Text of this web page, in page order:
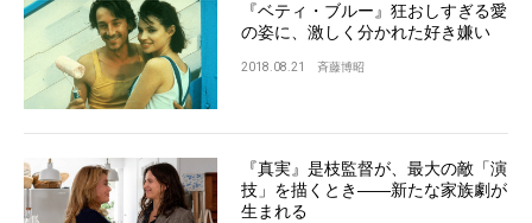
『ベティ・ブルー』狂おしすぎる愛
の姿に、激しく分かれた好き嫌い
2018.08.21 斉藤博昭
『真実』是枝監督が、最大の敵「演
技」を描くとき――新たな家族劇が
生まれる